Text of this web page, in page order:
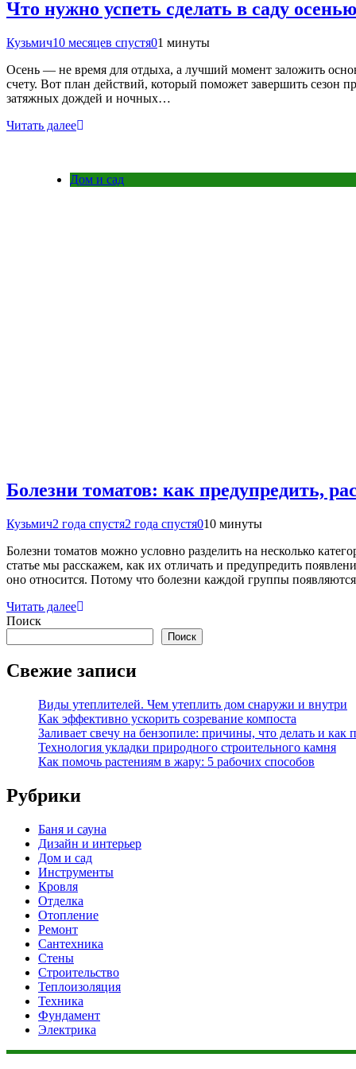
Что нужно успеть сделать в саду
Кузьмич10 месяцев спустя01 минуты
Осень — не время для отдыха, а лучший момент заложить
счету. Вот план действий, который поможет завершить сезон
затяжных дождей и ночных…
Читать далее
Дом и сад
Болезни томатов: как предупредить,
Кузьмич2 года спустя2 года спустя010 минуты
Болезни томатов можно условно разделить на несколько
статье мы расскажем, как их отличать и предупредить
оно относится. Потому что болезни каждой группы
Читать далее
Поиск
Поиск
Свежие записи
Виды утеплителей. Чем утеплить дом снаружи и внутри
Как эффективно ускорить созревание компоста
Заливает свечу на бензопиле: причины, что делать и как
Технология укладки природного строительного камня
Как помочь растениям в жару: 5 рабочих способов
Рубрики
Баня и сауна
Дизайн и интерьер
Дом и сад
Инструменты
Кровля
Отделка
Отопление
Ремонт
Сантехника
Стены
Строительство
Теплоизоляция
Техника
Фундамент
Электрика